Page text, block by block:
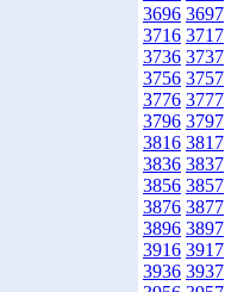
3696 3697
3716 3717
3736 3737
3756 3757
3776 3777
3796 3797
3816 3817
3836 3837
3856 3857
3876 3877
3896 3897
3916 3917
3936 3937